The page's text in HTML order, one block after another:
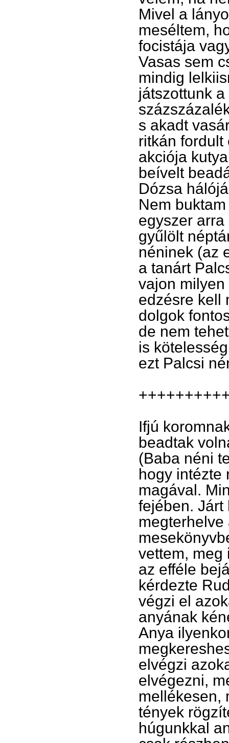
Mivel a
meséltem,
focistája
Vasas sem
mindig
játszottunk
s akadt
ritkán fordult
akciója
beívelt
Dózsa
Nem
egyszer
gyűlölt
néninek (az
a tanárt
vajon
edzésre kell
dolgok
de nem
is
ezt Palcsi
Ifjú
beadtak
(Baba néni
hogy intézte
magával.
fejében. Járt
megterhelve
vettem, meg
az efféle
kérdezte
végzi el
anyának
Anya
elvégzi
elvégezni,
mellékesen,
tények
húgunkkal